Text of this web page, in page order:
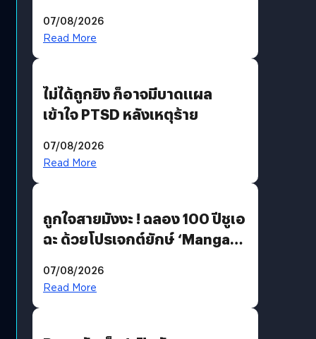
07/08/2026
Read More
ไม่ได้ถูกยิง ก็อาจมีบาดแผล
เข้าใจ PTSD หลังเหตุร้าย
07/08/2026
Read More
ถูกใจสายมังงะ ! ฉลอง 100 ปีชูเอ
ฉะ ด้วยโปรเจกต์ยักษ์ ‘Manga
มีภาษาไทยด้วย
07/08/2026
Read More